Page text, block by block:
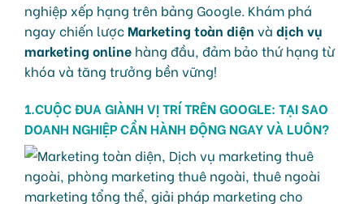
nghiệp xếp hạng trên bảng Google. Khám phá
ngay chiến lượcMarketing toàn diện và dịch vụ
marketing online hàng đầu, đảm bảo thứ hạng từ
khóa và tăng trưởng bền vững!
1.CUỘC ĐUA GIÀNH VỊ TRÍ TRÊN GOOGLE: TẠI SAO
DOANH NGHIỆP CẦN HÀNH ĐỘNG NGAY VÀ LUÔN?